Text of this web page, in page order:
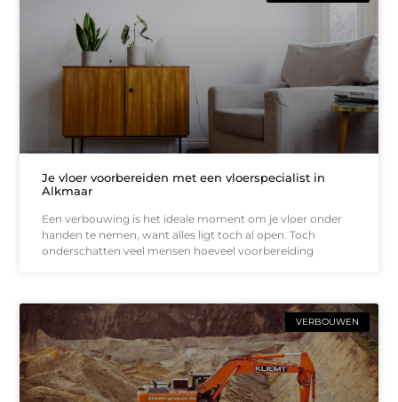
Je vloer voorbereiden met een vloerspecialist in
Alkmaar
Een verbouwing is het ideale moment om je vloer onder
handen te nemen, want alles ligt toch al open. Toch
onderschatten veel mensen hoeveel voorbereiding
VERBOUWEN